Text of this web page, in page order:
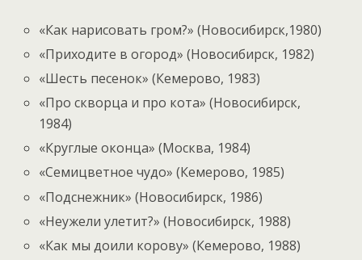
«Как нарисовать гром?» (Новосибирск,1980)
«Приходите в огород» (Новосибирск, 1982)
«Шесть песенок» (Кемерово, 1983)
«Про скворца и про кота» (Новосибирск,
1984)
«Круглые оконца» (Москва, 1984)
«Семицветное чудо» (Кемерово, 1985)
«Подснежник» (Новосибирск, 1986)
«Неужели улетит?» (Новосибирск, 1988)
«Как мы доили корову» (Кемерово, 1988)